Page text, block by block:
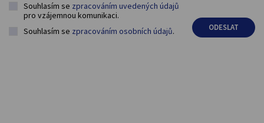
Souhlasím se zpracováním uvedených údajů
pro vzájemnou komunikaci.
Souhlasím se zpracováním osobních údajů.